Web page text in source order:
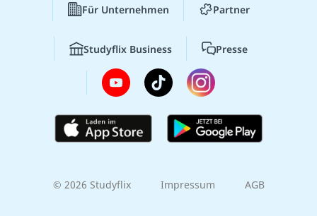
Für Unternehmen Partner
Studyflix Business Presse
© 2026 Studyflix Impressum AGB